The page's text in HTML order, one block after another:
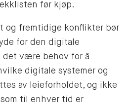
før kjøp.
og fremtidige konflikter bør
for den digitale
være behov for å
digitale systemer og
av leieforholdet, og ikke
til enhver tid er